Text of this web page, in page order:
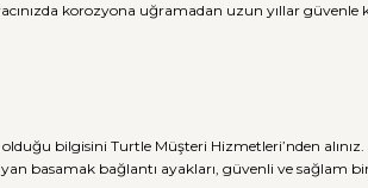
korozyona uğramadan uzun yıllar güvenle
bilgisini Turtle Müşteri Hizmetleri’nden alınız.
basamak bağlantı ayakları, güvenli ve sağlam